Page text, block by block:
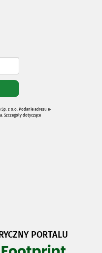
z o.o. Podanie adresu e-
Szczegóły dotyczące
PORTALU